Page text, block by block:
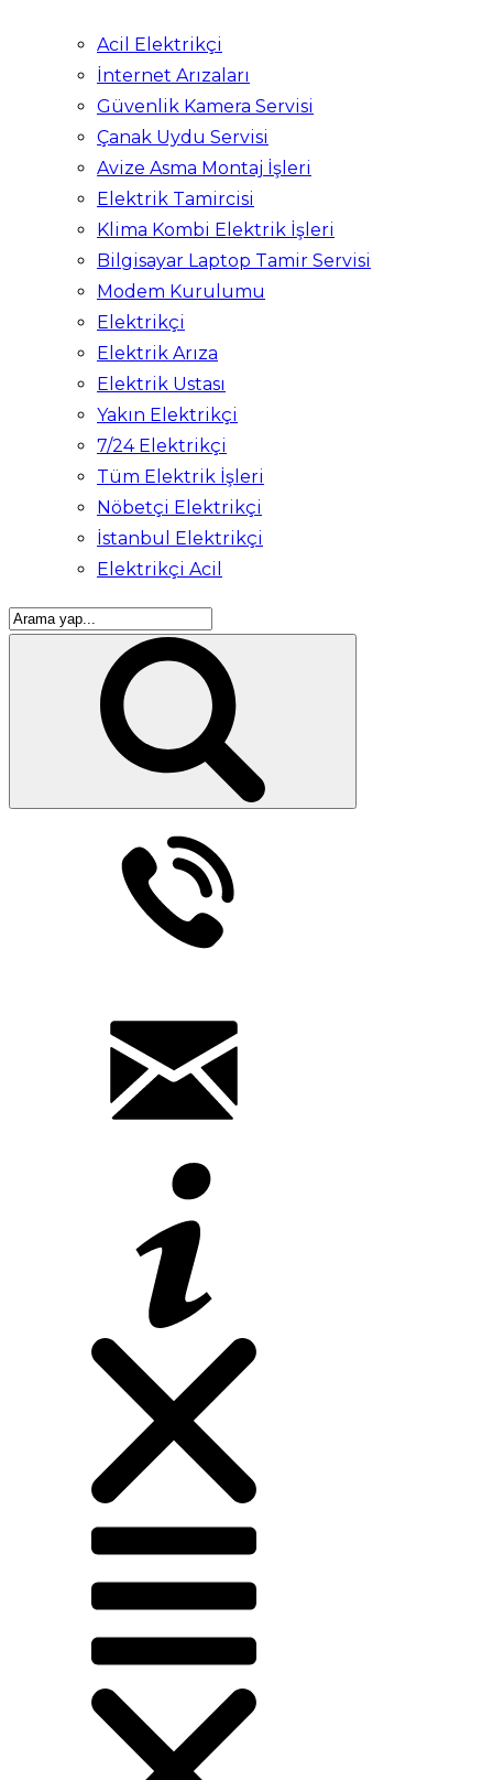
Acil Elektrikçi
İnternet Arızaları
Güvenlik Kamera Servisi
Çanak Uydu Servisi
Avize Asma Montaj İşleri
Elektrik Tamircisi
Klima Kombi Elektrik İşleri
Bilgisayar Laptop Tamir Servisi
Modem Kurulumu
Elektrikçi
Elektrik Arıza
Elektrik Ustası
Yakın Elektrikçi
7/24 Elektrikçi
Tüm Elektrik İşleri
Nöbetçi Elektrikçi
İstanbul Elektrikçi
Elektrikçi Acil